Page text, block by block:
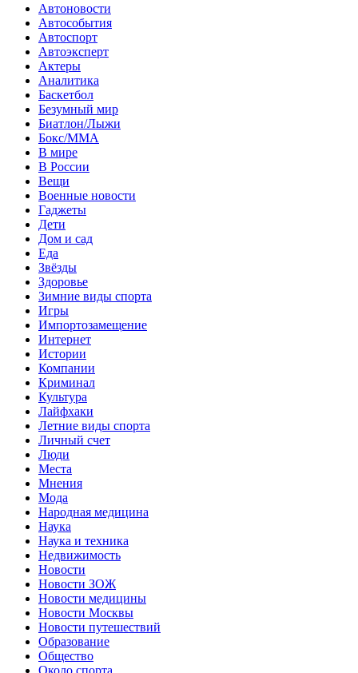
Автоновости
Автособытия
Автоспорт
Автоэксперт
Актеры
Аналитика
Баскетбол
Безумный мир
Биатлон/Лыжи
Бокс/MMA
В мире
В России
Вещи
Военные новости
Гаджеты
Дети
Дом и сад
Еда
Звёзды
Здоровье
Зимние виды спорта
Игры
Импортозамещение
Интернет
Истории
Компании
Криминал
Культура
Лайфхаки
Летние виды спорта
Личный счет
Люди
Места
Мнения
Мода
Народная медицина
Наука
Наука и техника
Недвижимость
Новости
Новости ЗОЖ
Новости медицины
Новости Москвы
Новости путешествий
Образование
Общество
Около спорта